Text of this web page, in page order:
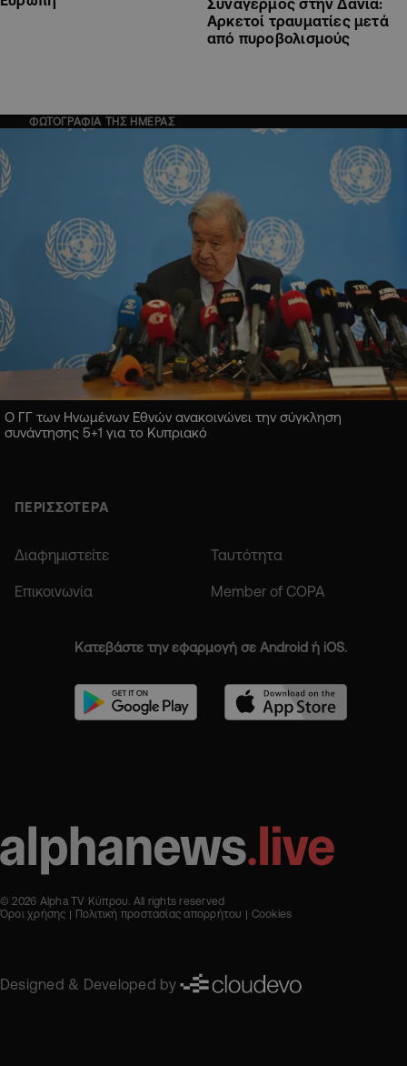
Συναγερμός στην Δανία:
Αρκετοί τραυματίες μετά
από πυροβολισμούς
ΦΩΤΟΓΡΑΦΙΑ ΤΗΣ ΗΜΕΡΑΣ
Ο ΓΓ των Ηνωμένων Εθνών ανακοινώνει την σύγκληση
συνάντησης 5+1 για το Κυπριακό
ΠΕΡΙΣΣΟΤΕΡΑ
Διαφημιστείτε Ταυτότητα
Επικοινωνία Member of COPA
Κατεβάστε την εφαρμογή σε Android ή iOS.
© 2026 Alpha TV Κύπρου. All rights reserved
Όροι χρήσης
Πολιτική προστασίας απορρήτου Cookies
Designed & Developed by